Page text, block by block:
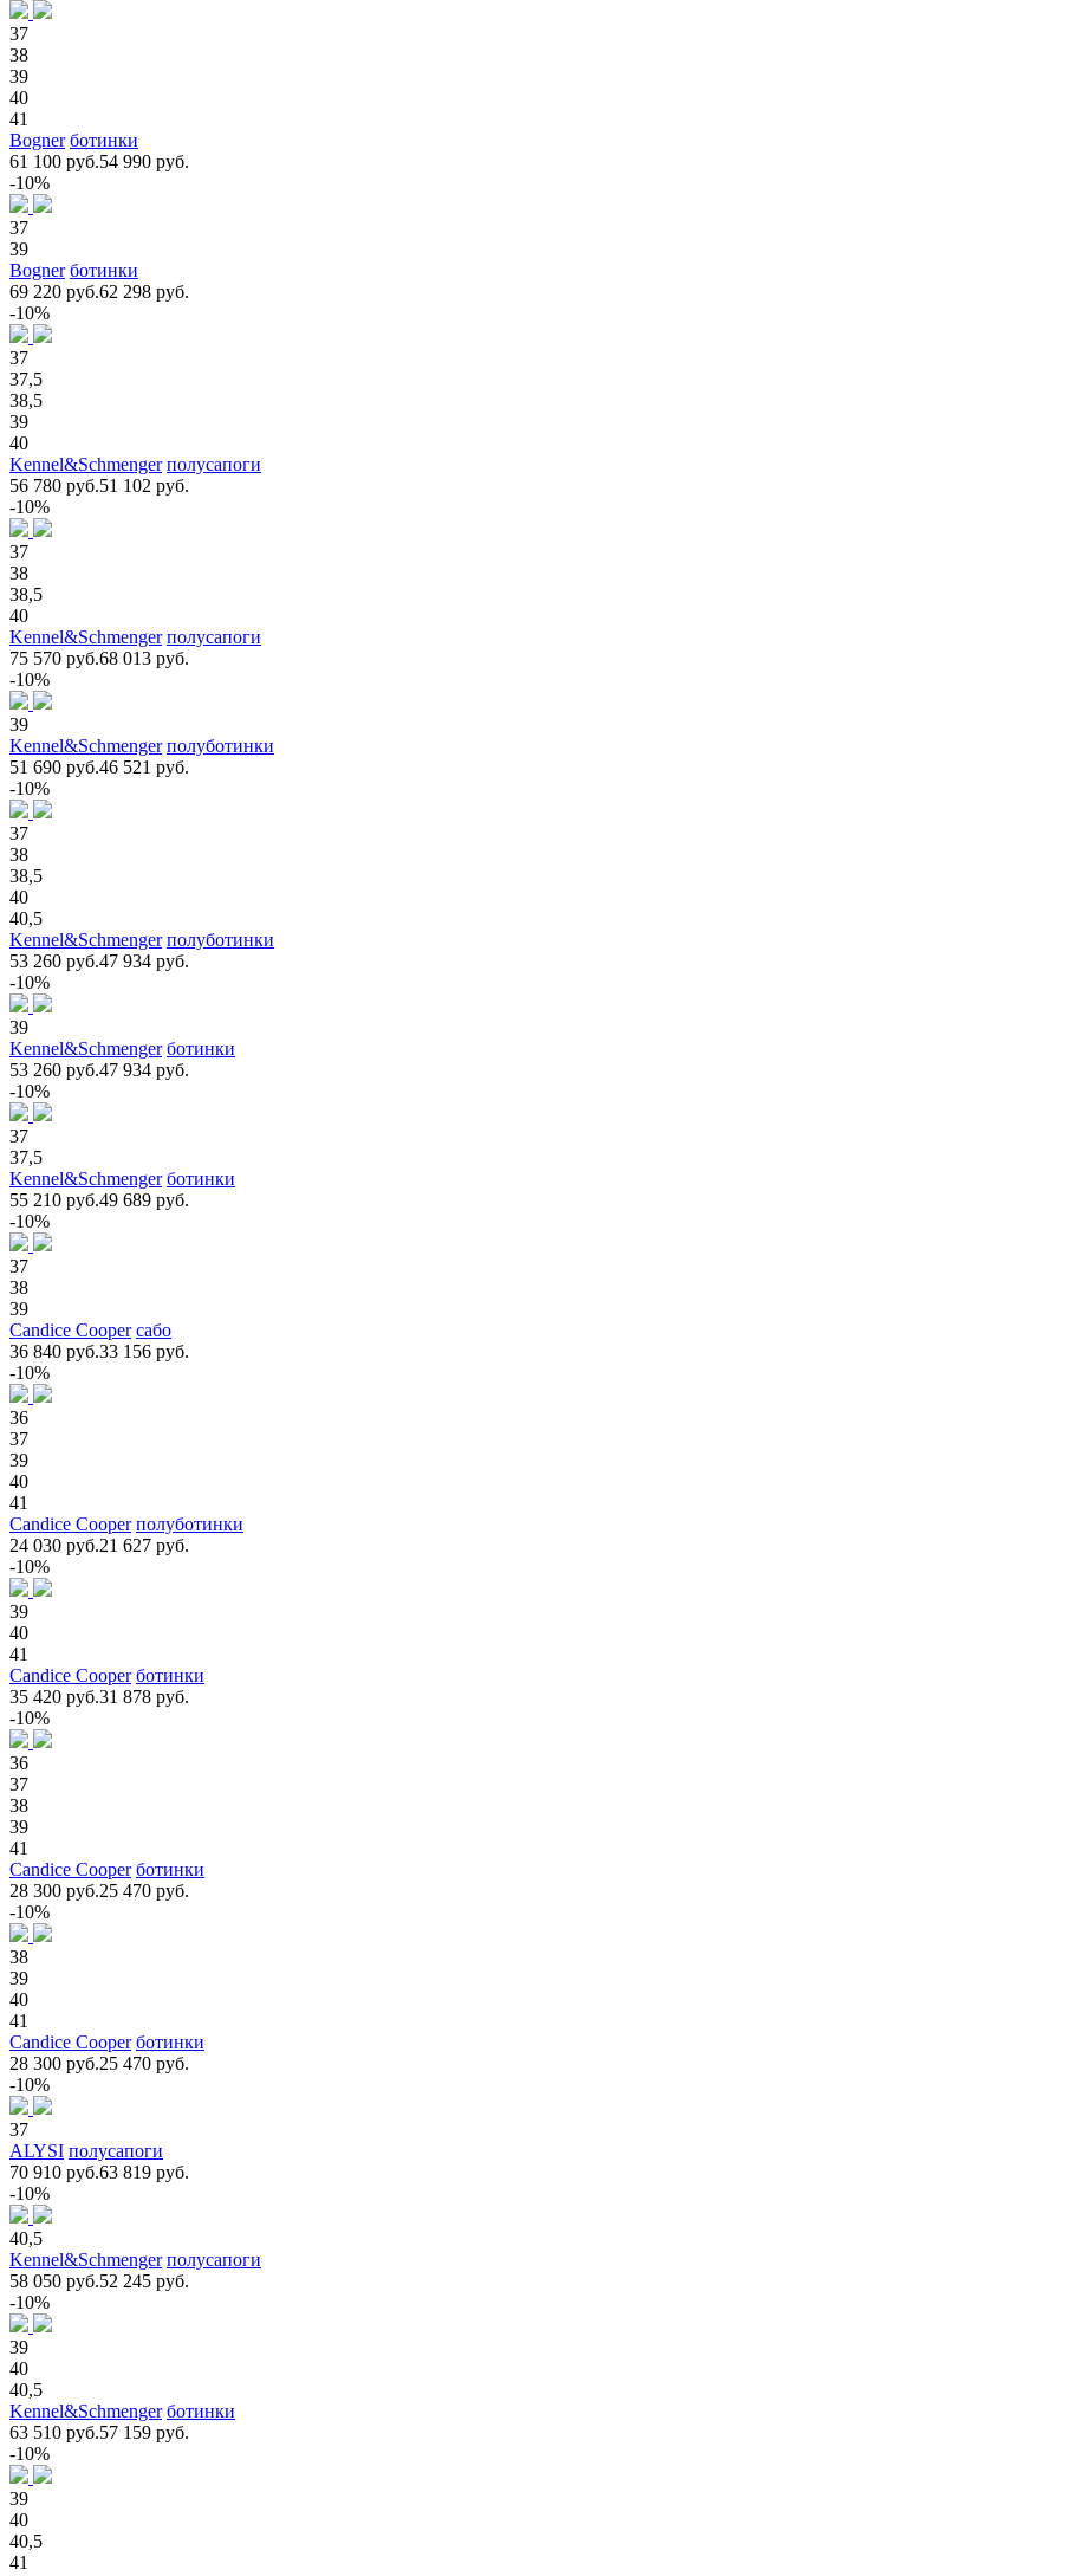
37
38
39
40
41
Bogner ботинки
61 100 руб.54 990 руб.
-10%
37
39
Bogner ботинки
69 220 руб.62 298 руб.
-10%
37
37,5
38,5
39
40
Kennel&Schmenger полусапоги
56 780 руб.51 102 руб.
-10%
37
38
38,5
40
Kennel&Schmenger полусапоги
75 570 руб.68 013 руб.
-10%
39
Kennel&Schmenger полуботинки
51 690 руб.46 521 руб.
-10%
37
38
38,5
40
40,5
Kennel&Schmenger полуботинки
53 260 руб.47 934 руб.
-10%
39
Kennel&Schmenger ботинки
53 260 руб.47 934 руб.
-10%
37
37,5
Kennel&Schmenger ботинки
55 210 руб.49 689 руб.
-10%
37
38
39
Candice Cooper сабо
36 840 руб.33 156 руб.
-10%
36
37
39
40
41
Candice Cooper полуботинки
24 030 руб.21 627 руб.
-10%
39
40
41
Candice Cooper ботинки
35 420 руб.31 878 руб.
-10%
36
37
38
39
41
Candice Cooper ботинки
28 300 руб.25 470 руб.
-10%
38
39
40
41
Candice Cooper ботинки
28 300 руб.25 470 руб.
-10%
37
ALYSI полусапоги
70 910 руб.63 819 руб.
-10%
40,5
Kennel&Schmenger полусапоги
58 050 руб.52 245 руб.
-10%
39
40
40,5
Kennel&Schmenger ботинки
63 510 руб.57 159 руб.
-10%
39
40
40,5
41